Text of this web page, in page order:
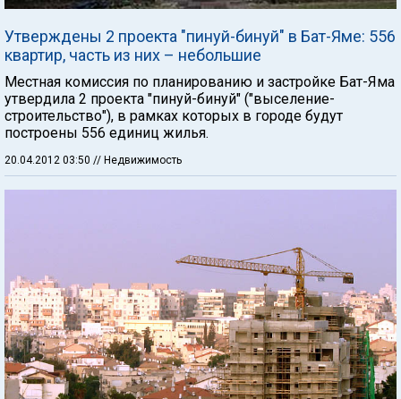
Утверждены 2 проекта "пинуй-бинуй" в Бат-Яме: 556
квартир, часть из них – небольшие
Местная комиссия по планированию и застройке Бат-Яма
утвердила 2 проекта "пинуй-бинуй" ("выселение-
строительство"), в рамках которых в городе будут
построены 556 единиц жилья.
20.04.2012 03:50 // Недвижимость